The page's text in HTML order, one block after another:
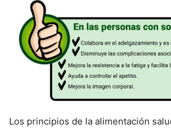
Los principios de la alimentación